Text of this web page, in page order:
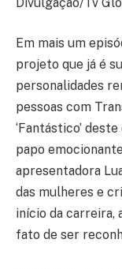
Em mais um
projeto que já é
personalidades
pessoas com
‘Fantástico’
papo
apresentadora
das mulheres e
início da carreira,
fato de ser